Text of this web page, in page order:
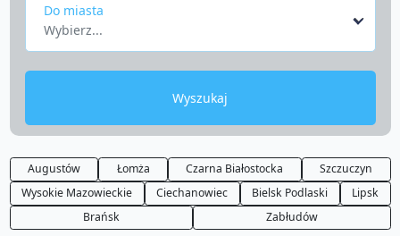
Do miasta
Wybierz...
Wyszukaj
Augustów Łomża Czarna Białostocka
Szczuczyn
Wysokie Mazowieckie
Ciechanowiec Bielsk Podlaski
Lipsk
Brańsk
Zabłudów